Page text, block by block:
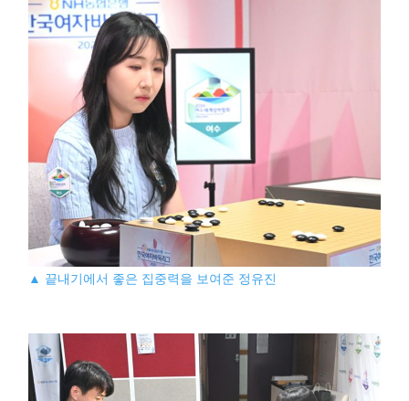
▲ 끝내기에서 좋은 집중력을 보여준 정유진